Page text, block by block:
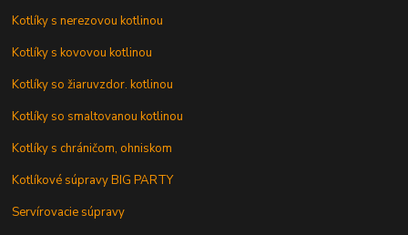
Kotlíky s nerezovou kotlinou
Kotlíky s kovovou kotlinou
Kotlíky so žiaruvzdor. kotlinou
Kotlíky so smaltovanou kotlinou
Kotlíky s chráničom, ohniskom
Kotlíkové súpravy BIG PARTY
Servírovacie súpravy